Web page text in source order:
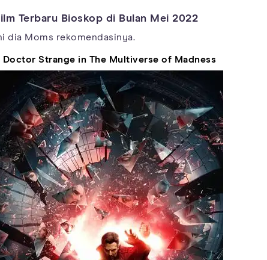
Terbaru Bioskop di Bulan Mei 2022
dia Moms rekomendasinya.
Doctor Strange in The Multiverse of Madness